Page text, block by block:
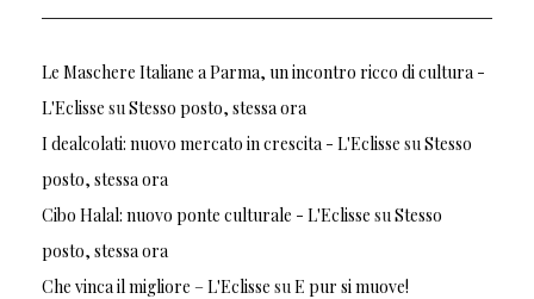
Le Maschere Italiane a Parma, un incontro ricco di cultura -
L'Eclisse su Stesso posto, stessa ora
I dealcolati: nuovo mercato in crescita - L'Eclisse su Stesso
posto, stessa ora
Cibo Halal: nuovo ponte culturale - L'Eclisse su Stesso
posto, stessa ora
Che vinca il migliore – L'Eclisse su E pur si muove!